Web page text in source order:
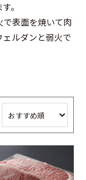
。
で表面を焼いて肉
ルダンと弱火で